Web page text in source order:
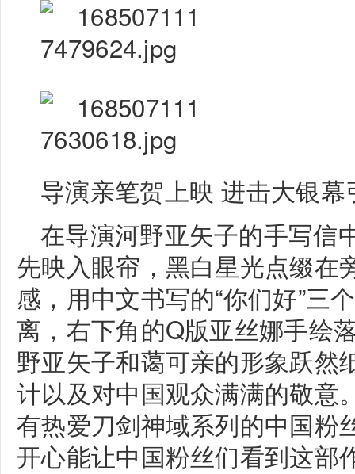
导演亲笔贺上映 进击大银幕
在导演河野亚矢子的手写信
先映入眼帘，黑白星光点缀在
感，用中文书写的“你们好”三
离，右下角的Q版亚丝娜手绘
野亚矢子和蔼可亲的形象跃然
计以及对中国观众满满的敬意
有热爱刀剑神域系列的中国粉
开心能让中国粉丝们看到这部